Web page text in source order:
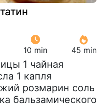
10 min 45 min
1 чайная
1 капля
розмарин соль
бальзамического